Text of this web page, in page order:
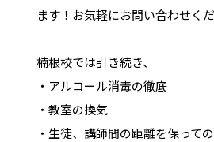
ます！お気軽にお問い合わせくだ
楠根校では引き続き、
・アルコール消毒の徹底
・教室の換気
・生徒、講師間の距離を保って